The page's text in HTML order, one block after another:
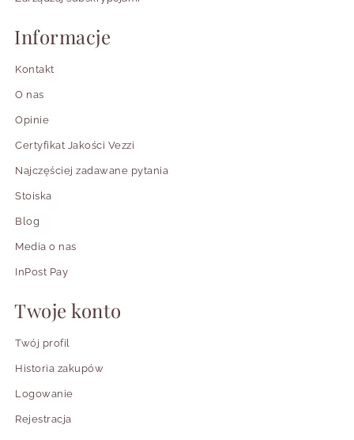
Informacje
Kontakt
O nas
Opinie
Certyfikat Jakości Vezzi
Najczęściej zadawane pytania
Stoiska
Blog
Media o nas
InPost Pay
Twoje konto
Twój profil
Historia zakupów
Logowanie
Rejestracja